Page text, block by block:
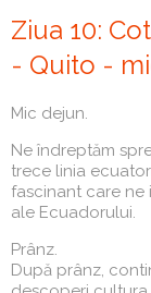
Ziua 10:
- Quito -
Mic dejun.
Ne îndreptăm
trece linia
fascinant care
ale Ecuadorului.
Prânz.
După prânz,